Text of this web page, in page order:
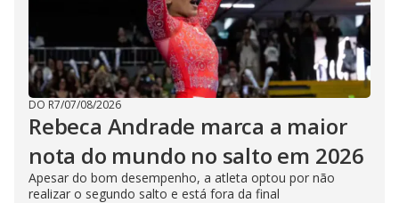
DO R7/07/08/2026
Rebeca Andrade marca a maior
nota do mundo no salto em 2026
Apesar do bom desempenho, a atleta optou por não
realizar o segundo salto e está fora da final